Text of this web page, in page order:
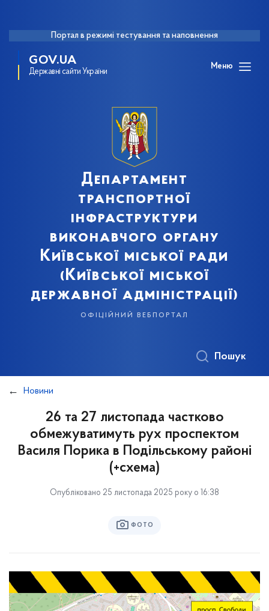
Портал в режимі тестування та наповнення
GOV.UA
Державні сайти України
Меню
Департамент
транспортної
інфраструктури
виконавчого органу
Київської міської ради
(Київської міської
державної адміністрації)
офіційний вебпортал
Пошук
Новини
26 та 27 листопада частково
обмежуватимуть рух проспектом
Василя Порика в Подільському районі
(+схема)
Опубліковано 25 листопада 2025 року о 16:38
ФОТО